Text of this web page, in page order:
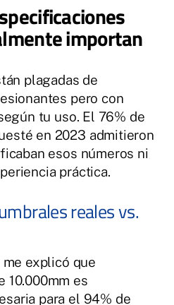
importan
plagadas de
pero con
tu uso. El 76% de
en 2023 admitieron
esos números ni
práctica.
reales vs.
explicó que
10.000mm es
para el 94% de